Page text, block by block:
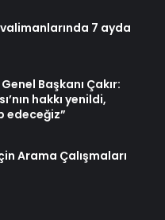
7 ayda
Başkanı Çakır:
hakkı yenildi,
edeceğiz”
Arama Çalışmaları